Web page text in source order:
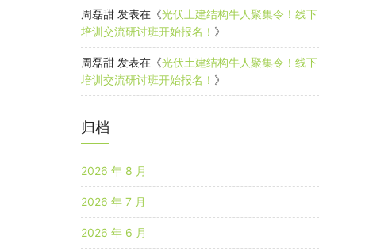
周磊甜 发表在《光伏土建结构牛人聚集令！线下
培训交流研讨班开始报名！ 》
周磊甜 发表在《光伏土建结构牛人聚集令！线下
培训交流研讨班开始报名！ 》
归档
2026 年 8 月
2026 年 7 月
2026 年 6 月